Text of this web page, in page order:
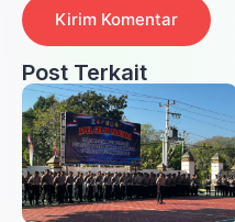
Post Terkait